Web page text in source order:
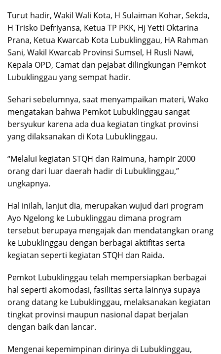
Turut hadir, Wakil Wali Kota, H Sulaiman Kohar, Sekda,
H Trisko Defriyansa, Ketua TP PKK, Hj Yetti Oktarina
Prana, Ketua Kwarcab Kota Lubuklinggau, HA Rahman
Sani, Wakil Kwarcab Provinsi Sumsel, H Rusli Nawi,
Kepala OPD, Camat dan pejabat dilingkungan Pemkot
Lubuklinggau yang sempat hadir.
Sehari sebelumnya, saat menyampaikan materi, Wako
mengatakan bahwa Pemkot Lubuklinggau sangat
bersyukur karena ada dua kegiatan tingkat provinsi
yang dilaksanakan di Kota Lubuklinggau.
“Melalui kegiatan STQH dan Raimuna, hampir 2000
orang dari luar daerah hadir di Lubuklinggau,”
ungkapnya.
Hal inilah, lanjut dia, merupakan wujud dari program
Ayo Ngelong ke Lubuklinggau dimana program
tersebut berupaya mengajak dan mendatangkan orang
ke Lubuklinggau dengan berbagai aktifitas serta
kegiatan seperti kegiatan STQH dan Raida.
Pemkot Lubuklinggau telah mempersiapkan berbagai
hal seperti akomodasi, fasilitas serta lainnya supaya
orang datang ke Lubuklinggau, melaksanakan kegiatan
tingkat provinsi maupun nasional dapat berjalan
dengan baik dan lancar.
Mengenai kepemimpinan dirinya di Lubuklinggau,